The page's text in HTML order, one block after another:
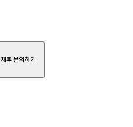
제휴 문의하기